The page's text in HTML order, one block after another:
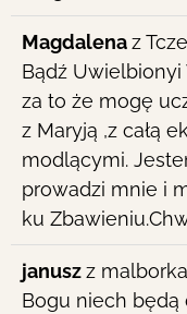
Magdalenaz
Bądź
za to że mogę
z Maryją ,z całą
modlącymi.
prowadzi mnie i
ku
januszz malborka
Bogu niech będą